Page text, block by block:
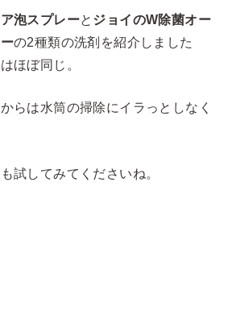
泡スプレーと ジョイのW除菌オー
の2種類の洗剤を紹介しました
ほぼ同じ。
らは水筒の掃除にイラっとしなく
試してみてくださいね。